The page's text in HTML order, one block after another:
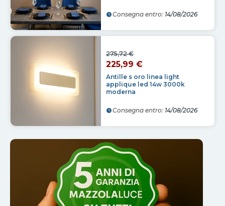
Consegna entro: 14/08/2026
Antille s oro linea light
applique led 14w 3000k
moderna
275,72 €
225,99 €
Consegna entro: 14/08/2026